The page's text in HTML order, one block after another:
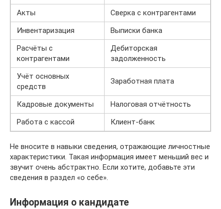
Акты
Сверка с контрагентами
Инвентаризация
Выписки банка
Расчёты с
контрагентами
Дебиторская
задолженность
Учёт основных
средств
Заработная плата
Кадровые документы
Налоговая отчётность
Работа с кассой
Клиент-банк
Не вносите в навыки сведения, отражающие личностные
характеристики. Такая информация имеет меньший вес и
звучит очень абстрактно. Если хотите, добавьте эти
сведения в раздел «о себе».
Информация о кандидате